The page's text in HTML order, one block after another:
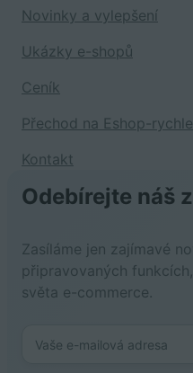
Novinky a vylepšení
Ukázky e-shopů
Ceník
Přechod na Eshop-rychle
Kontakt
Odebírejte náš
Zasíláme jen zajímavé
připravovaných
světa e-commerce.